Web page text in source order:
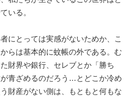
いる。
にとっては実感がないためか、こ
らは基本的に蚊帳の外である。む
財界や銀行、セレブとか「勝ち
青ざめるのだろう…とどこか冷め
財産がない側は、もともと何もな